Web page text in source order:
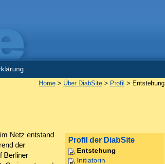
Home> Über DiabSite> Profil > Entstehung
Profil der DiabSite
Entstehung
Initiatorin
Netz entstand
der
Berliner